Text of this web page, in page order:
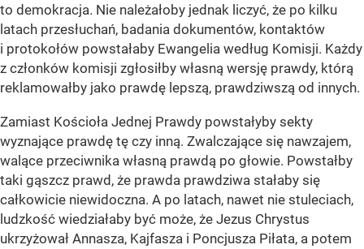
to demokracja. Nie należałoby jednak liczyć, że po kilku
latach przesłuchań, badania dokumentów, kontaktów
i protokołów powstałaby Ewangelia według Komisji. Każdy
z członków komisji zgłosiłby własną wersję prawdy, którą
reklamowałby jako prawdę lepszą, prawdziwszą od innych.
Zamiast Kościoła Jednej Prawdy powstałyby sekty
wyznające prawdę tę czy inną. Zwalczające się nawzajem,
walące przeciwnika własną prawdą po głowie. Powstałby
taki gąszcz prawd, że prawda prawdziwa stałaby się
całkowicie niewidoczna. A po latach, nawet nie stuleciach,
ludzkość wiedziałaby być może, że Jezus Chrystus
ukrzyżował Annasza, Kajfasza i Poncjusza Piłata, a potem